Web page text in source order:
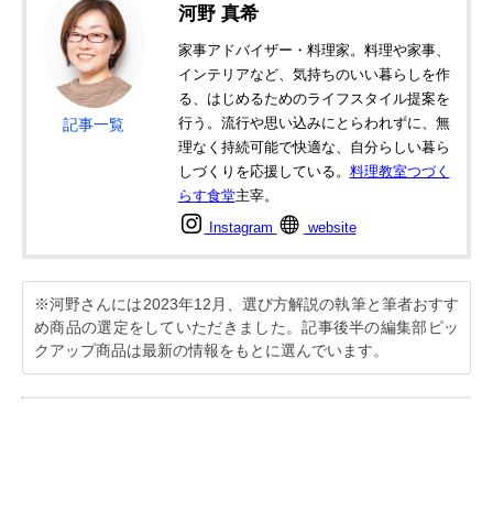
記事一覧
河野 真希
家事アドバイザー・料理家。料理や家事、
インテリアなど、気持ちのいい暮らしを作
る、はじめるためのライフスタイル提案を
行う。流行や思い込みにとらわれずに、無
理なく持続可能で快適な、自分らしい暮ら
しづくりを応援している。 料理教室つづく
らす食堂主宰。
Instagram website
※河野さんには2023年12月、選び方解説の執筆と筆者おすす
め商品の選定をしていただきました。記事後半の編集部ピッ
クアップ商品は最新の情報をもとに選んでいます。